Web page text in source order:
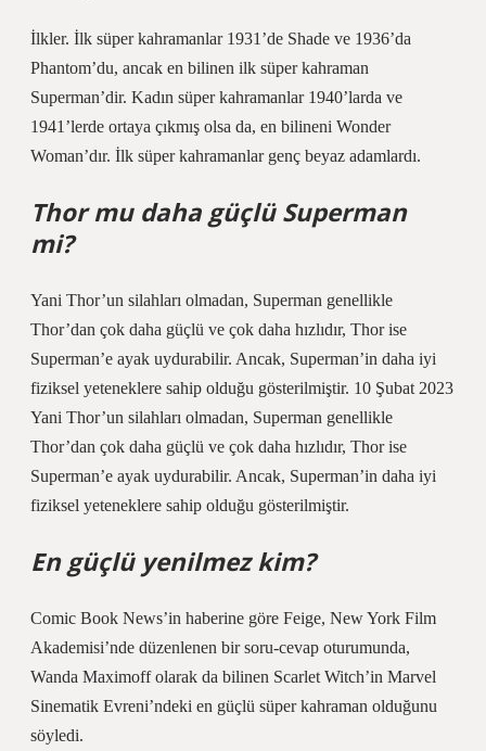
İlkler. İlk süper kahramanlar 1931’de Shade ve 1936’da
Phantom’du, ancak en bilinen ilk süper kahraman
Superman’dir. Kadın süper kahramanlar 1940’larda ve
1941’lerde ortaya çıkmış olsa da, en bilineni Wonder
Woman’dır. İlk süper kahramanlar genç beyaz adamlardı.
Thor mu daha güçlü Superman
mi?
Yani Thor’un silahları olmadan, Superman genellikle
Thor’dan çok daha güçlü ve çok daha hızlıdır, Thor ise
Superman’e ayak uydurabilir. Ancak, Superman’in daha iyi
fiziksel yeteneklere sahip olduğu gösterilmiştir. 10 Şubat 2023
Yani Thor’un silahları olmadan, Superman genellikle
Thor’dan çok daha güçlü ve çok daha hızlıdır, Thor ise
Superman’e ayak uydurabilir. Ancak, Superman’in daha iyi
fiziksel yeteneklere sahip olduğu gösterilmiştir.
En güçlü yenilmez kim?
Comic Book News’in haberine göre Feige, New York Film
Akademisi’nde düzenlenen bir soru-cevap oturumunda,
Wanda Maximoff olarak da bilinen Scarlet Witch’in Marvel
Sinematik Evreni’ndeki en güçlü süper kahraman olduğunu
söyledi.